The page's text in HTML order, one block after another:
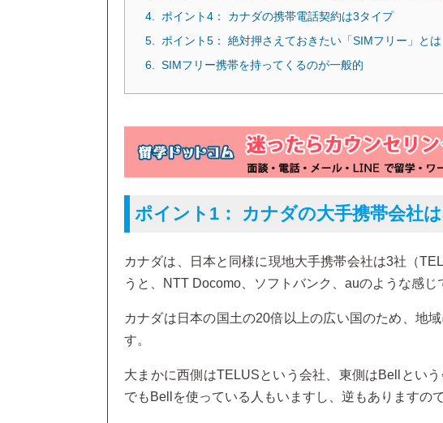
ポイント4： カナダの携帯電話契約は3タイプ
ポイント5： 絶対押さえておきたい「SIMフリー」とは
SIMフリー携帯を持ってくるのが一般的
ポイント1： カナダの大手携帯会社
カナダは、日本と同様に現地大手携帯会社は3社（
うと、NTT Docomo、ソフトバンク、auのような感じ
カナダは日本の国土の20倍以上の広い国のため、地
す。
大まかに西側はTELUSという会社、東側はBellとい
でもBellを使っている人もいますし、逆もありますの